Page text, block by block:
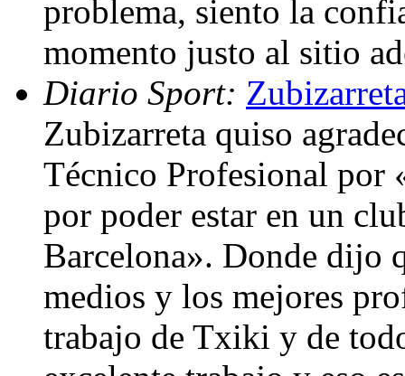
problema, siento la
momento justo al sitio
Diario Sport:
Zubizarreta quiso
Técnico Profesional por
por poder estar en un
Barcelona». Donde dijo
medios y los mejores
trabajo de Txiki y de